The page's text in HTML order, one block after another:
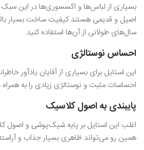
بسیاری از لباس‌ها و اکسسوری‌ها در این
اصیل و قدیمی هستند کیفیت ساخت بسیار
سال‌های طولانی از آن‌ها استفاده کنید.
احساس نوستالژی
این استایل برای بسیاری از آقایان یادآور
احساسات مثبت و نوستالژی زیادی را به همراه
پایبندی به اصول کلاسیک
اغلب این استایل بر پایه شیک‌پوشی و اصول
همین رو می‌تواند ظاهری بسیار جذاب و آراسته